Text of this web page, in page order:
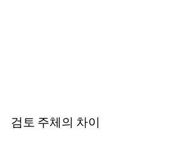
검토 주체의 차이